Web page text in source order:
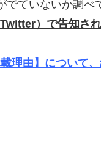
ていないか調べ
）で告知さ
理由】について、